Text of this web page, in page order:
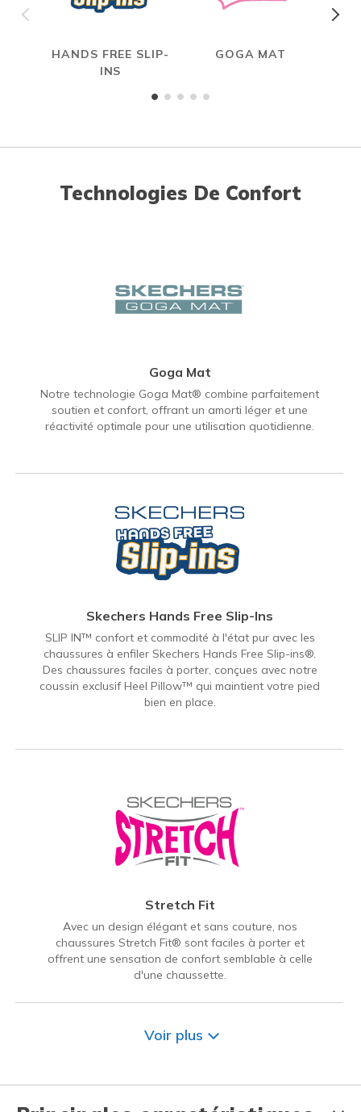
HANDS FREE SLIP-
INS
GOGA MAT
Technologies De Confort
Goga Mat
Notre technologie Goga Mat® combine parfaitement
soutien et confort, offrant un amorti léger et une
réactivité optimale pour une utilisation quotidienne.
Skechers Hands Free Slip-Ins
SLIP IN™ confort et commodité à l'état pur avec les
chaussures à enfiler Skechers Hands Free Slip-ins®.
Des chaussures faciles à porter, conçues avec notre
coussin exclusif Heel Pillow™ qui maintient votre pied
bien en place.
Stretch Fit
Avec un design élégant et sans couture, nos
chaussures Stretch Fit® sont faciles à porter et
offrent une sensation de confort semblable à celle
d'une chaussette.
Voir plus